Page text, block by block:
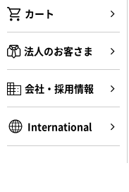
カート
法人のお客さま
会社・採用情報
International